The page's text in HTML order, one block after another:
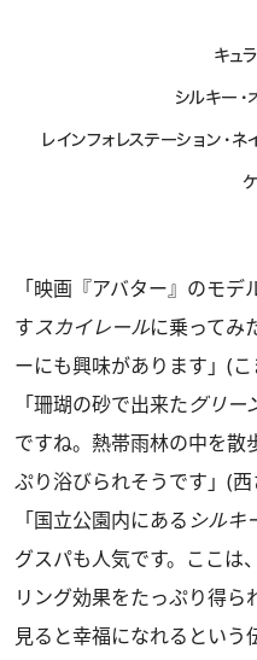
「映画『アバター』のモ
すスカイレールに乗ってみ
ーにも興味があります」(こ
「珊瑚の砂で出来たグリー
ですね。熱帯雨林の中を散
ぷり浴びられそうです」(西
「国立公園内にあるシルキ
グスパも人気です。ここは
リング効果をたっぷり得ら
見ると幸福になれるとい